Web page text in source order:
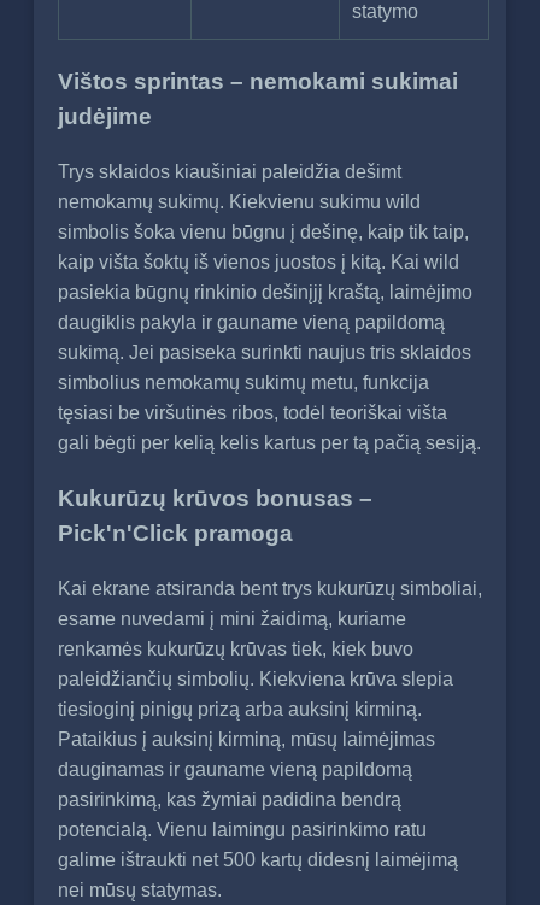
statymo
Vištos sprintas – nemokami sukimai
judėjime
Trys sklaidos kiaušiniai paleidžia dešimt
nemokamų sukimų. Kiekvienu sukimu wild
simbolis šoka vienu būgnu į dešinę, kaip tik taip,
kaip višta šoktų iš vienos juostos į kitą. Kai wild
pasiekia būgnų rinkinio dešinįjį kraštą, laimėjimo
daugiklis pakyla ir gauname vieną papildomą
sukimą. Jei pasiseka surinkti naujus tris sklaidos
simbolius nemokamų sukimų metu, funkcija
tęsiasi be viršutinės ribos, todėl teoriškai višta
gali bėgti per kelią kelis kartus per tą pačią sesiją.
Kukurūzų krūvos bonusas –
Pick'n'Click pramoga
Kai ekrane atsiranda bent trys kukurūzų simboliai,
esame nuvedami į mini žaidimą, kuriame
renkamės kukurūzų krūvas tiek, kiek buvo
paleidžiančių simbolių. Kiekviena krūva slepia
tiesioginį pinigų prizą arba auksinį kirminą.
Pataikius į auksinį kirminą, mūsų laimėjimas
dauginamas ir gauname vieną papildomą
pasirinkimą, kas žymiai padidina bendrą
potencialą. Vienu laimingu pasirinkimo ratu
galime ištraukti net 500 kartų didesnį laimėjimą
nei mūsų statymas.